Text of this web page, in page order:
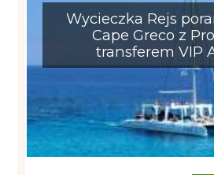
Wycieczka Rejs
Cape Greco z
transferem VIP